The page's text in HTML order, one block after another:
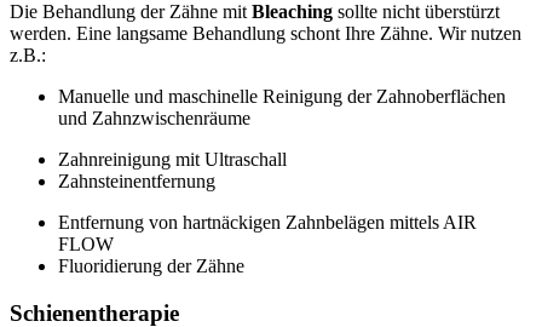
Die Behandlung der Zähne mit Bleaching sollte nicht überstürzt
werden. Eine langsame Behandlung schont Ihre Zähne. Wir nutzen
z.B.:
Manuelle und maschinelle Reinigung der Zahnoberflächen
und Zahnzwischenräume
Zahnreinigung mit Ultraschall
Zahnsteinentfernung
Entfernung von hartnäckigen Zahnbelägen mittels AIR
FLOW
Fluoridierung der Zähne
Schienentherapie